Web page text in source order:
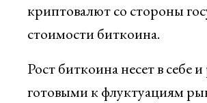
криптовалют со стороны
стоимости биткоина.
Рост биткоина несет в себе
готовыми к флуктуациям